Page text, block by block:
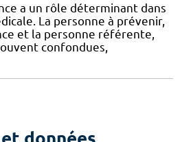
a un rôle déterminant dans
La personne à prévenir,
et la personne référente,
confondues,